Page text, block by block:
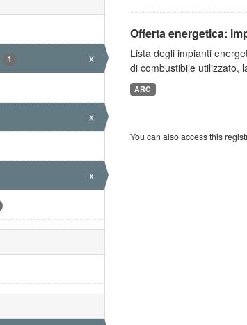
1 x
x
x
Offerta energetica:
Lista degli impianti
di combustibile utilizzato,
ARC
You can also access this